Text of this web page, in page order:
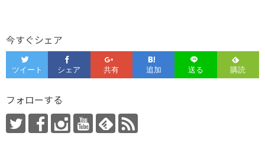
今すぐシェア
フォローする